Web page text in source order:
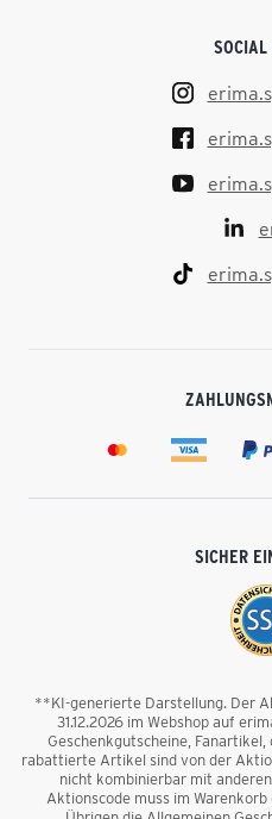
SOCIAL
SICHER
**KI-generierte Darstellung. Der
31.12.2026 im Webshop auf
Geschenkgutscheine,
rabattierte Artikel sind von der
nicht kombinierbar mit
Aktionscode muss im